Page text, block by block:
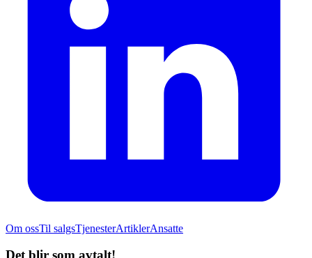
Om ossTil salgsTjenesterArtiklerAnsatte